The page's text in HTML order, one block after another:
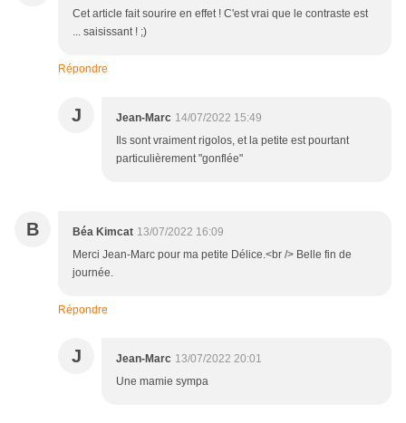
Cet article fait sourire en effet ! C'est vrai que le contraste est
... saisissant ! ;)
Répondre
J Jean-Marc 14/07/2022 15:49
Ils sont vraiment rigolos, et la petite est pourtant
particulièrement "gonflée"
B Béa Kimcat 13/07/2022 16:09
Merci Jean-Marc pour ma petite Délice.<br /> Belle fin de
journée.
Répondre
J Jean-Marc 13/07/2022 20:01
Une mamie sympa